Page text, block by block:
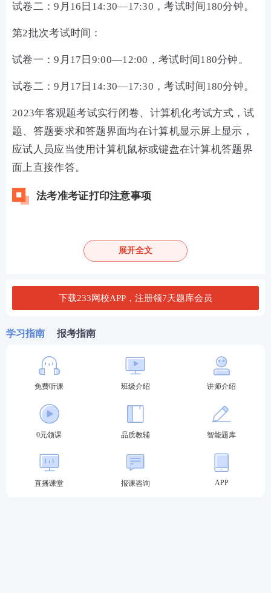
试卷二：9月16日14:30—17:30，考试时间180分钟。
第2批次考试时间：
试卷一：9月17日9:00—12:00，考试时间180分钟。
试卷二：9月17日14:30—17:30，考试时间180分钟。
2023年客观题考试实行闭卷、计算机化考试方式，试
题、答题要求和答题界面均在计算机显示屏上显示，
应试人员应当使用计算机鼠标或键盘在计算机答题界
面上直接作答。
法考准考证打印注意事项
2、请点击“在线打印准考证”按钮，系统会弹出新窗
卡中完成打印。
3、请使用标准A4尺寸纸张纵向打印。
4、建议使用浏览器的打印预览功能进行预览，调整合
适的页边距。
5、如打印准考证时无法打印出照片请换谷歌浏览器或
360浏览器（极速模式）。
法考准考证是查询分数和申请成绩核查的重要凭证，
2023年法考至尊班
展开全文
下载233网校APP，注册领7天题库会员
学习指南 报考指南
免费听课 班级介绍 讲师介绍
0元领课 品质教辅 智能题库
直播课堂 报课咨询 APP